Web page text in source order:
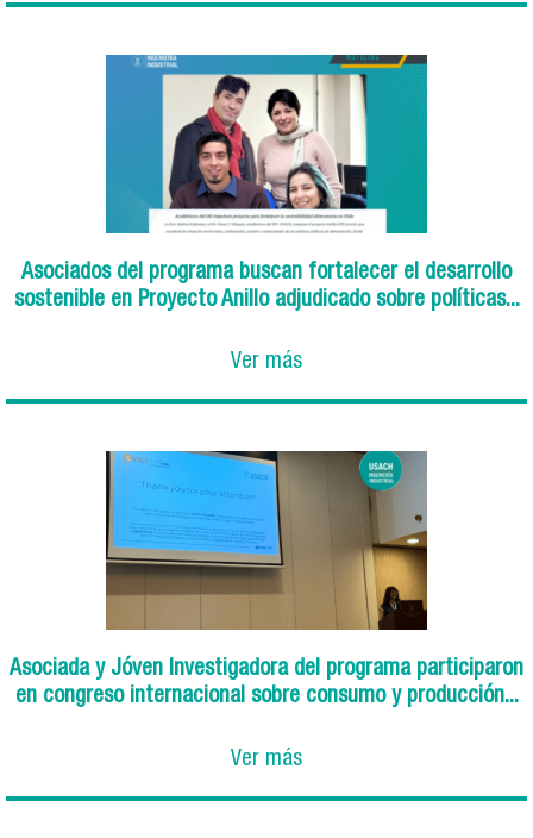
Asociados del programa buscan fortalecer el desarrollo
sostenible en Proyecto Anillo adjudicado sobre políticas...
Ver más
Asociada y Jóven Investigadora del programa participaron
en congreso internacional sobre consumo y producción...
Ver más